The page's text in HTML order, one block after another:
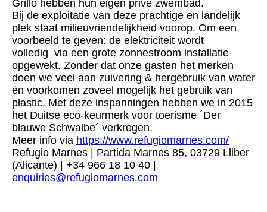
Grillo hebben hun eigen privé zwembad.
Bij de exploitatie van deze prachtige en landelijk
plek staat milieuvriendelijkheid voorop. Om een
voorbeeld te geven: de elektriciteit wordt
volledig via een grote zonnestroom installatie
opgewekt. Zonder dat onze gasten het merken
doen we veel aan zuivering & hergebruik van water
én voorkomen zoveel mogelijk het gebruik van
plastic. Met deze inspanningen hebben we in 2015
het Duitse eco-keurmerk voor toerisme ´Der
blauwe Schwalbe´ verkregen.
Meer info via https://www.refugiomarnes.com/
Refugio Marnes | Partida Marnes 85, 03729 Lliber
(Alicante) | +34 966 18 10 40 |
enquiries@refugiomarnes.com